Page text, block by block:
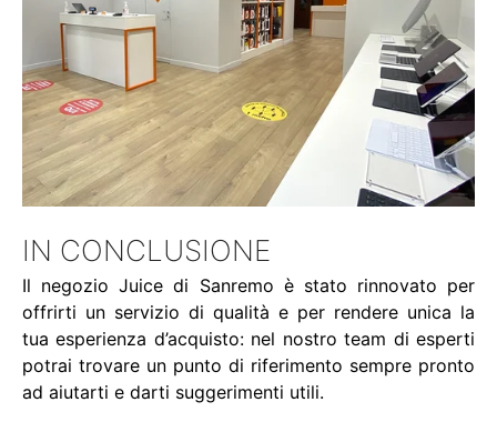
IN CONCLUSIONE
Il negozio Juice di Sanremo è stato rinnovato per
offrirti un servizio di qualità e per rendere unica la
tua esperienza d’acquisto: nel nostro team di esperti
potrai trovare un punto di riferimento sempre pronto
ad aiutarti e darti suggerimenti utili.